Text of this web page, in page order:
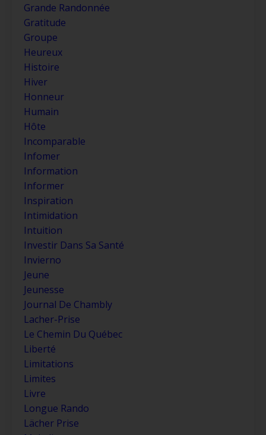
Grande Randonnée
Gratitude
Groupe
Heureux
Histoire
Hiver
Honneur
Humain
Hôte
Incomparable
Infomer
Information
Informer
Inspiration
Intimidation
Intuition
Investir Dans Sa Santé
Invierno
Jeune
Jeunesse
Journal De Chambly
Lacher-Prise
Le Chemin Du Québec
Liberté
Limitations
Limites
Livre
Longue Rando
Lächer Prise